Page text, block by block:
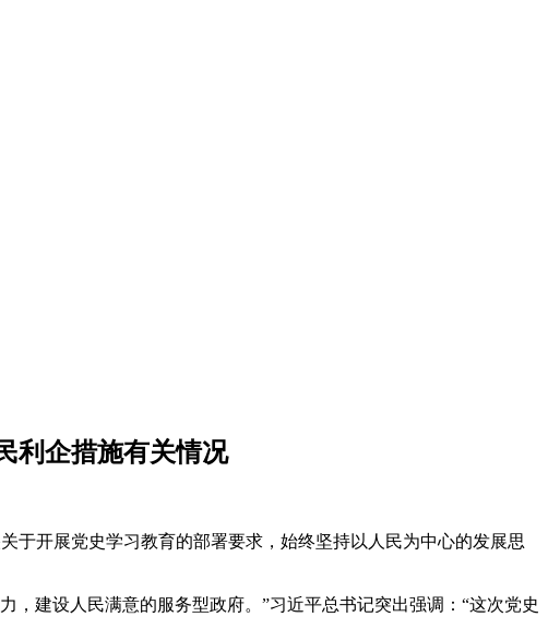
利企措施有关情况
于开展党史学习教育的部署要求，始终坚持以人民为中心的发展思
建设人民满意的服务型政府。”习近平总书记突出强调：“这次党史